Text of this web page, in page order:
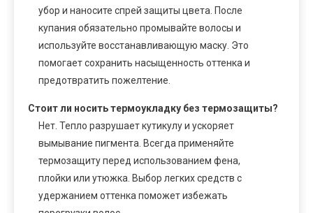
убор и наносите спрей защиты цвета. После
купания обязательно промывайте волосы и
используйте восстанавливающую маску. Это
помогает сохранить насыщенность оттенка и
предотвратить пожелтение.
Стоит ли носить термоукладку без термозащиты?
Нет. Тепло разрушает кутикулу и ускоряет
вымывание пигмента. Всегда применяйте
термозащиту перед использованием фена,
плойки или утюжка. Выбор легких средств с
удержанием оттенка поможет избежать